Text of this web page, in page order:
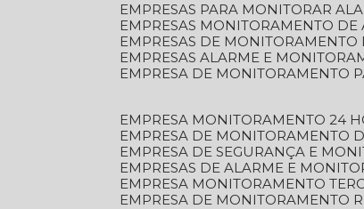
EMPRESAS PARA MONITORAR
EMPRESAS MONITORAMENTO DE
EMPRESAS DE
EMPRESAS ALARME E
EMPRESA DE MONITORAMENTO
EMPRESA MONITORAMENTO 24
EMPRESA DE MONITORAMENTO
EMPRESA DE SEGURANÇA E
EMPRESAS DE ALARME E
EMPRESA MONITORAMENTO
EMPRESA DE MONITORAMENTO